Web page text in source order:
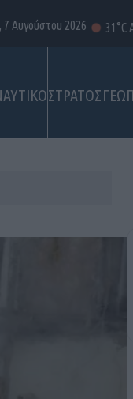
ΣΤΡΑΤΟΣ
Αυγούστου 2026 31°C